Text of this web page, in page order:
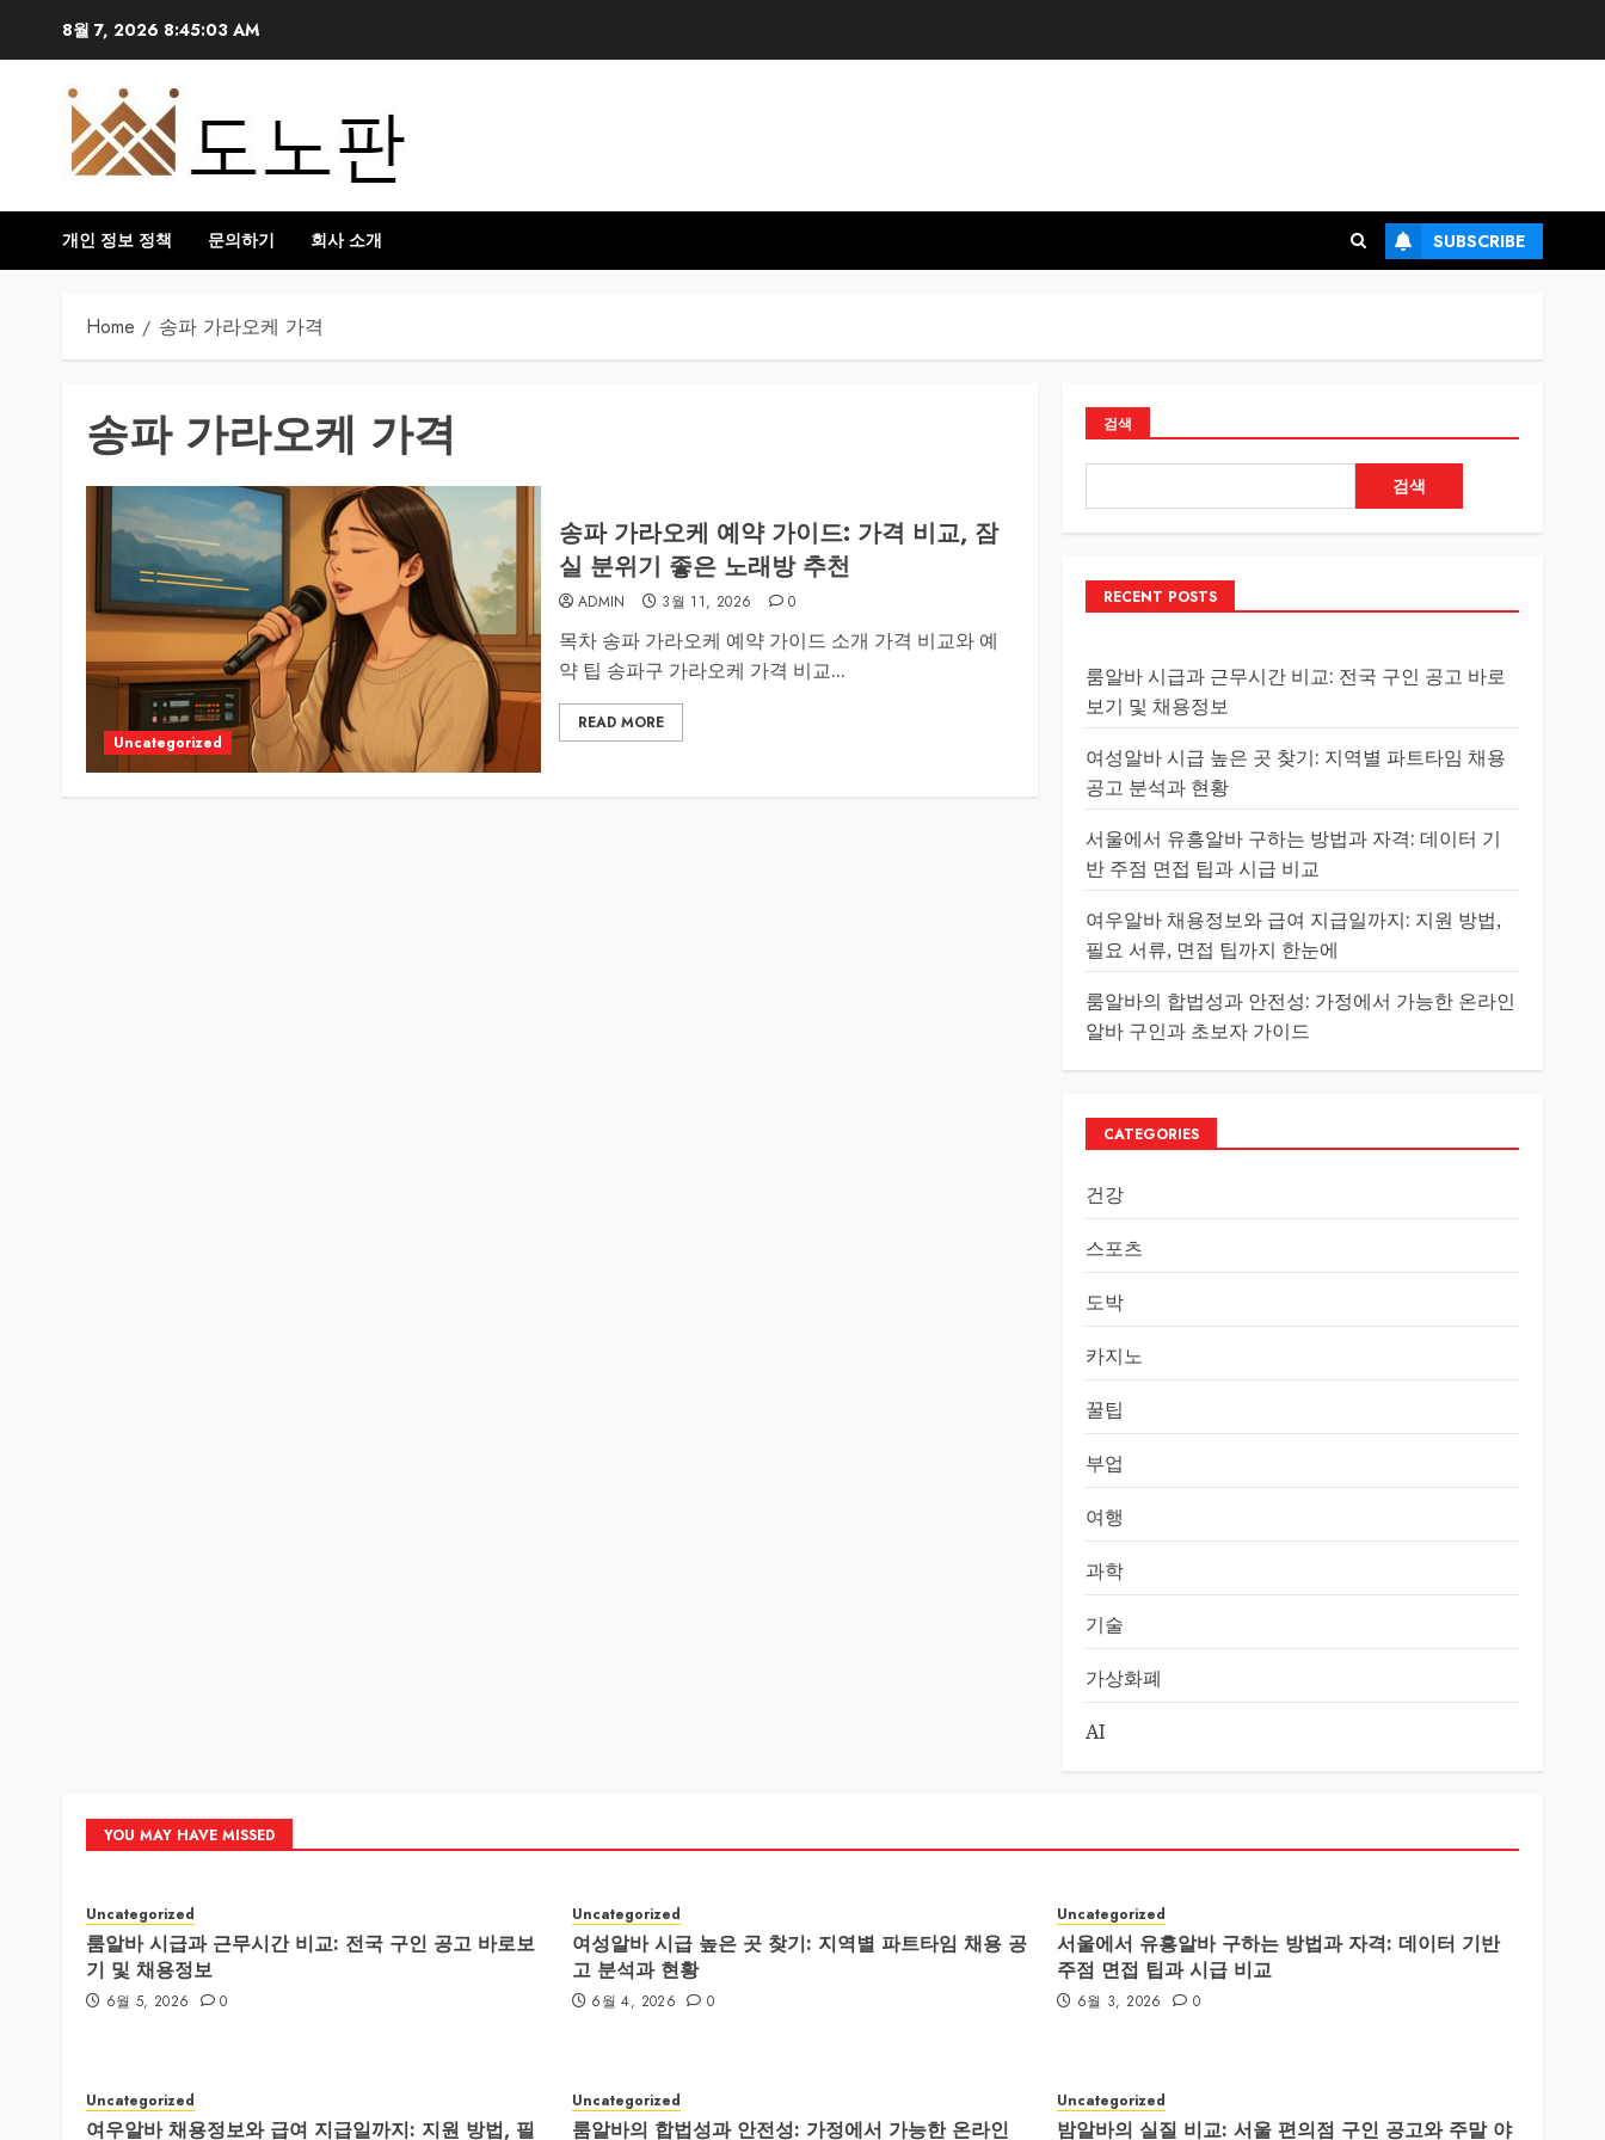
8월 7, 2026 8:45:04 AM
개인 정보 정책 문의하기 회사 소개 SUBSCRIBE
Home 송파 가라오케 가격
송파 가라오케 가격
Uncategorized
송파 가라오케 예약 가이드: 가격 비교, 잠
실 분위기 좋은 노래방 추천
ADMIN 3월 11, 2026 0
목차 송파 가라오케 예약 가이드 소개 가격 비교와 예
약 팁 송파구 가라오케 가격 비교...
READ MORE
검색
검색
RECENT POSTS
룸알바 시급과 근무시간 비교: 전국 구인 공고 바로
보기 및 채용정보
여성알바 시급 높은 곳 찾기: 지역별 파트타임 채용
공고 분석과 현황
서울에서 유흥알바 구하는 방법과 자격: 데이터 기
반 주점 면접 팁과 시급 비교
여우알바 채용정보와 급여 지급일까지: 지원 방법,
필요 서류, 면접 팁까지 한눈에
룸알바의 합법성과 안전성: 가정에서 가능한 온라인
알바 구인과 초보자 가이드
CATEGORIES
건강
스포츠
도박
카지노
꿀팁
부업
여행
과학
기술
가상화폐
AI
YOU MAY HAVE MISSED
Uncategorized
룸알바 시급과 근무시간 비교: 전국 구인 공고 바로보
기 및 채용정보
6월 5, 2026 0
Uncategorized
여성알바 시급 높은 곳 찾기: 지역별 파트타임 채용 공
고 분석과 현황
6월 4, 2026 0
Uncategorized
서울에서 유흥알바 구하는 방법과 자격: 데이터 기반
주점 면접 팁과 시급 비교
6월 3, 2026 0
Uncategorized
여우알바 채용정보와 급여 지급일까지: 지원 방법, 필
Uncategorized
룸알바의 합법성과 안전성: 가정에서 가능한 온라인
Uncategorized
밤알바의 실질 비교: 서울 편의점 구인 공고와 주말 야